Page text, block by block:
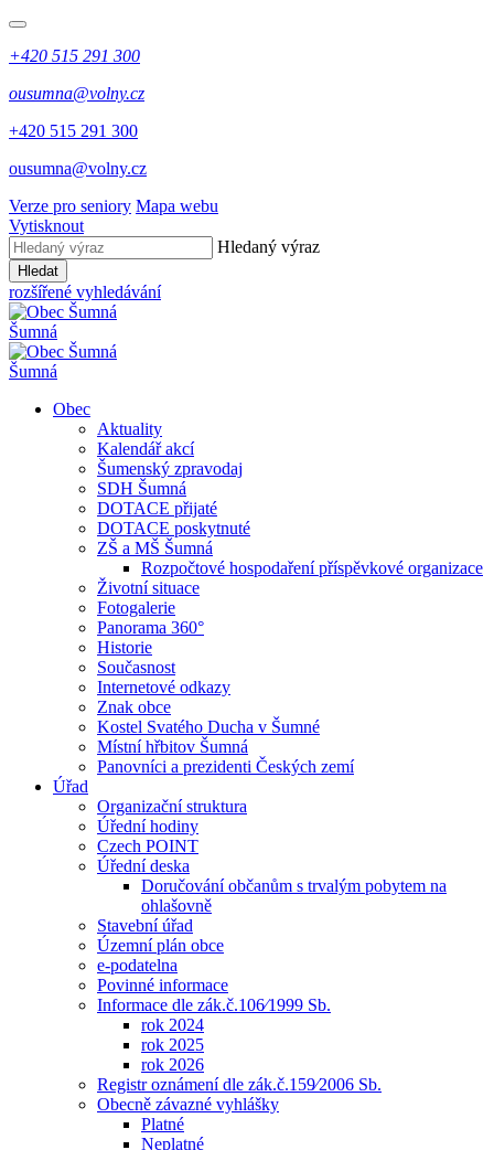
+420 515 291 300
ousumna@volny.cz
+420 515 291 300
ousumna@volny.cz
Verze pro seniory Mapa webu
Vytisknout
Hledaný výraz
Hledat
rozšířené vyhledávání
Šumná
Šumná
Obec
Aktuality
Kalendář akcí
Šumenský zpravodaj
SDH Šumná
DOTACE přijaté
DOTACE poskytnuté
ZŠ a MŠ Šumná
Rozpočtové hospodaření příspěvkové organizace
Životní situace
Fotogalerie
Panorama 360°
Historie
Současnost
Internetové odkazy
Znak obce
Kostel Svatého Ducha v Šumné
Místní hřbitov Šumná
Panovníci a prezidenti Českých zemí
Úřad
Organizační struktura
Úřední hodiny
Czech POINT
Úřední deska
Doručování občanům s trvalým pobytem na
ohlašovně
Stavební úřad
Územní plán obce
e-podatelna
Povinné informace
Informace dle zák.č.106⁄1999 Sb.
rok 2024
rok 2025
rok 2026
Registr oznámení dle zák.č.159⁄2006 Sb.
Obecně závazné vyhlášky
Platné
Neplatné